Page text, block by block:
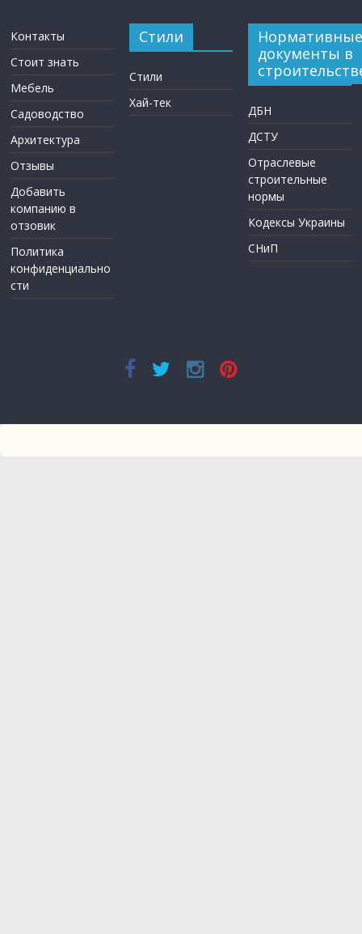
Контакты
Стоит знать
Мебель
Садоводство
Архитектура
Отзывы
Добавить
компанию в
отзовик
Политика
конфиденциально
сти
Стили
Стили
Хай-тек
Нормативные
документы в
ДБН
ДСТУ
Отраслевые
строительные
нормы
Кодексы Украины
СНиП